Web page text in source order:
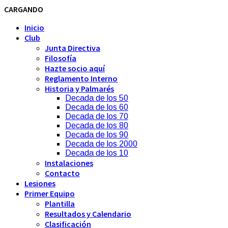
CARGANDO
Inicio
Club
Junta Directiva
Filosofía
Hazte socio aquí
Reglamento Interno
Historia y Palmarés
Decada de los 50
Decada de los 60
Decada de los 70
Decada de los 80
Decada de los 90
Decada de los 2000
Decada de los 10
Instalaciones
Contacto
Lesiones
Primer Equipo
Plantilla
Resultados y Calendario
Clasificación